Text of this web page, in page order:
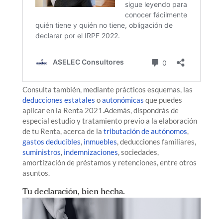
Consulta también, mediante prácticos esquemas, las
deducciones estatales oautonómicas que puedes
aplicar en la Renta 2021.Además, dispondrás de
especial estudio y tratamiento previo a la elaboración
de tu Renta, acerca de la tributación de autónomos,
gastos deducibles, inmuebles, deducciones familiares,
suministros, indemnizaciones, sociedades,
amortización de préstamos y retenciones, entre otros
asuntos.
Tu declaración, bien hecha.